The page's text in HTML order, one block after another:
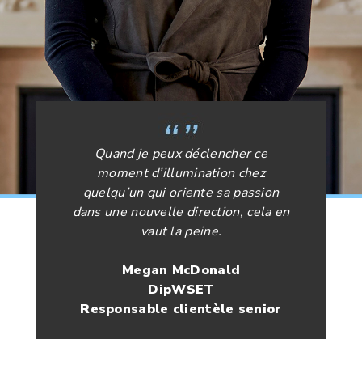
Quand je peux déclencher ce
moment d’illumination chez
quelqu’un qui oriente sa passion
dans une nouvelle direction, cela en
vaut la peine.
Megan McDonald
DipWSET
Responsable clientèle senior